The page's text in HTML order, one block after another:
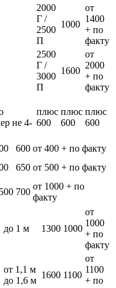
2000
Г /
2500
П
1000
от
1400
+ по
факту
2500
Г /
3000
П
1600
от
2000
+ по
факту
не 4-
плюс
600
плюс
600
плюс
600
600 от 400 + по факту
650 от 500 + по факту
700
от 1000 + по
факту
до 1 м 1300 1000
от
1000
+ по
факту
от 1,1 м
до 1,6 м
1600 1100
от
1100
+ по